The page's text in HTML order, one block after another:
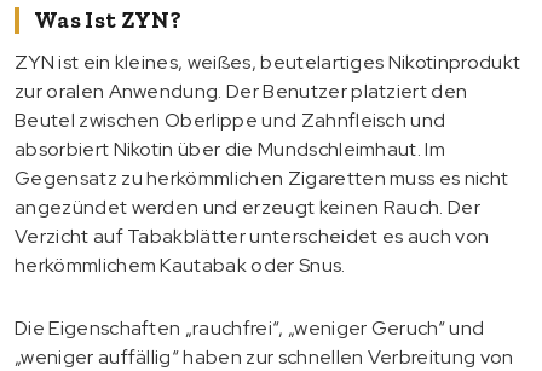
Was Ist ZYN?
ZYN ist ein kleines, weißes, beutelartiges Nikotinprodukt
zur oralen Anwendung. Der Benutzer platziert den
Beutel zwischen Oberlippe und Zahnfleisch und
absorbiert Nikotin über die Mundschleimhaut. Im
Gegensatz zu herkömmlichen Zigaretten muss es nicht
angezündet werden und erzeugt keinen Rauch. Der
Verzicht auf Tabakblätter unterscheidet es auch von
herkömmlichem Kautabak oder Snus.
Die Eigenschaften „rauchfrei“, „weniger Geruch“ und
„weniger auffällig“ haben zur schnellen Verbreitung von